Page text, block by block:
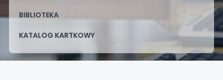
BIBLIOTEKA
KATALOG KARTKOWY